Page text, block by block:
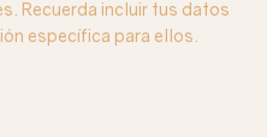
Recuerda incluir tus datos
específica para ellos.